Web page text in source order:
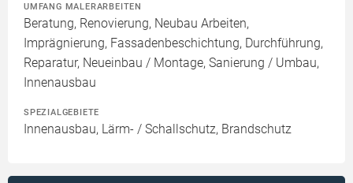
UMFANG MALERARBEITEN
Beratung, Renovierung, Neubau Arbeiten,
Imprägnierung, Fassadenbeschichtung, Durchführung,
Reparatur, Neueinbau / Montage, Sanierung / Umbau,
Innenausbau
SPEZIALGEBIETE
Innenausbau, Lärm- / Schallschutz, Brandschutz